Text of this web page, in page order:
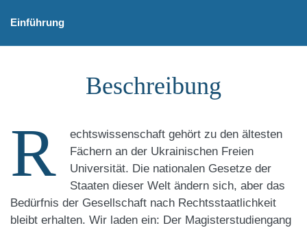
Einführung
Beschreibung
R
echtswissenschaft gehört zu den ältesten
Fächern an der Ukrainischen Freien
Universität. Die nationalen Gesetze der
Staaten dieser Welt ändern sich, aber das
Bedürfnis der Gesellschaft nach Rechtsstaatlichkeit
bleibt erhalten. Wir laden ein: Der Magisterstudiengang